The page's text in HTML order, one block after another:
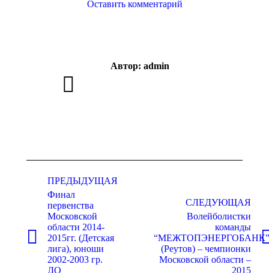
Оставить комментарий
Автор: admin
записям
ПРЕДЫДУЩАЯ
Предыдущая
запись:
Финал
первенства
Московской
области 2014-
2015гг. (Детская
лига), юноши
2002-2003 гр.
ДО
СЛЕДУЮЩАЯ
Следующая
запись:
Волейболистки
команды
“МЕЖТОПЭНЕРГОБАНК”
(Реутов) – чемпионки
Московской области –
2015